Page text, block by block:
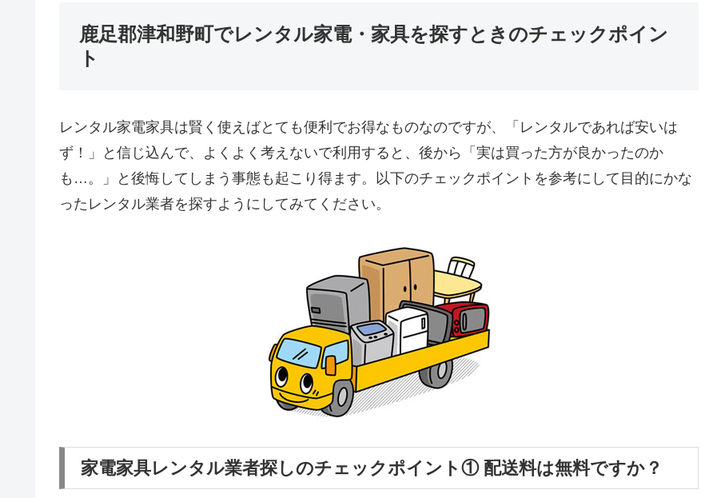
鹿足郡津和野町でレンタル家電・家具を探すときのチェックポイン
ト
レンタル家電家具は賢く使えばとても便利でお得なものなのですが、「レンタルであれば安いは
ず！」と信じ込んで、よくよく考えないで利用すると、後から「実は買った方が良かったのか
も…。」と後悔してしまう事態も起こり得ます。以下のチェックポイントを参考にして目的にかな
ったレンタル業者を探すようにしてみてください。
家電家具レンタル業者探しのチェックポイント① 配送料は無料ですか？